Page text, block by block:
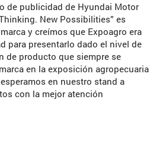
de publicidad de Hyundai Motor
New Possibilities” es
y creímos que Expoagro era
para presentarlo dado el nivel de
de producto que siempre se
en la exposición agropecuaria
en nuestro stand a
con la mejor atención